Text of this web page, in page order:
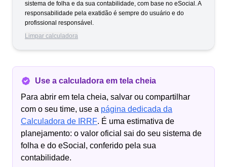
sistema de folha e da sua contabilidade, com base no eSocial. A
responsabilidade pela exatidão é sempre do usuário e do
profissional responsável.
Limpar calculadora
Use a calculadora em tela cheia
Para abrir em tela cheia, salvar ou compartilhar
com o seu time, use a página dedicada da
Calculadora de IRRF. É uma estimativa de
planejamento: o valor oficial sai do seu sistema de
folha e do eSocial, conferido pela sua
contabilidade.